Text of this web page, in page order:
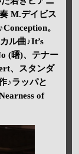
M.デイビス
。
ル曲♪It’s
(曙)、テナー
、スタンダ
♪ラッパと
of